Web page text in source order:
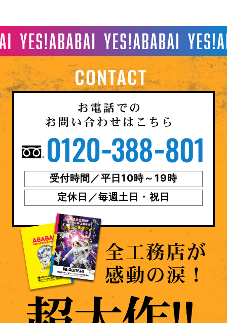
受付時間／平日10時～19時
定休日／毎週土日・祝日